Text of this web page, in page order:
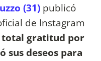
(31) publicó
de Instagram
total gratitud por
sus deseos para